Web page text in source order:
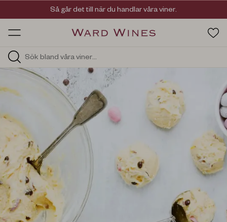
HOS
Viner med kvalitet, ursprung & personlighet
Så går det till när du handlar våra viner.